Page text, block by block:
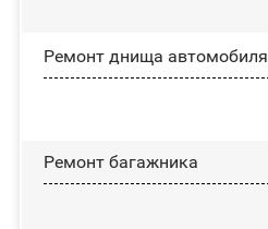
Ремонт днища автомобиля
Ремонт багажника